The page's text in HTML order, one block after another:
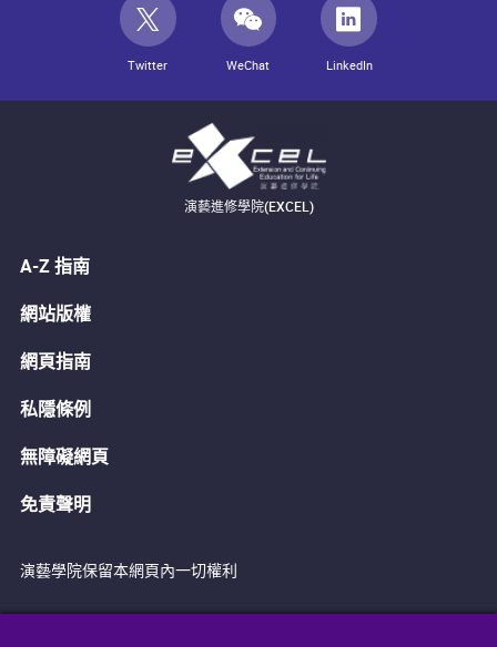
Twitter WeChat LinkedIn
演藝進修學院(EXCEL)
A-Z 指南
網站版權
網頁指南
私隱條例
無障礙網頁
免責聲明
演藝學院保留本網頁內一切權利